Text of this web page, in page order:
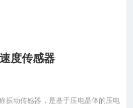
度传感器
振动传感器，是基于压电晶体的压电